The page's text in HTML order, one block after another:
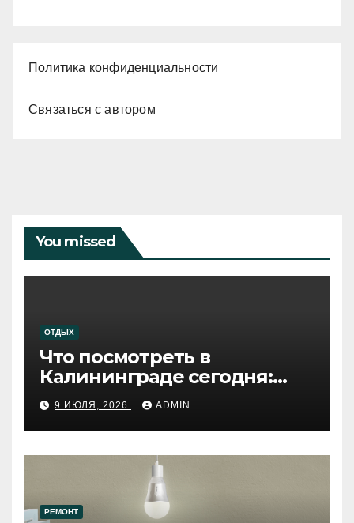
Политика конфиденциальности
Связаться с автором
You missed
ОТДЫХ
Что посмотреть в
Калининграде сегодня:
путеводитель по самому
западному городу России
9 ИЮЛЯ, 2026 ADMIN
РЕМОНТ